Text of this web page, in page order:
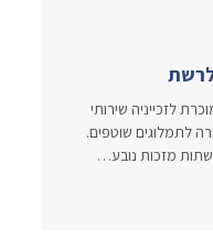
לזכייניה שירותי
לתמלוגים שוטפים.
מזכות נובע…